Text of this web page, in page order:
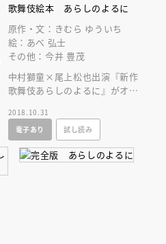
歌舞伎絵本 あらしのよるに
原作・文：きむら ゆういち
絵：あべ 弘士
その他：今井 豊茂
中村獅童×尾上松也出演『新作
歌舞伎あらしのよるに』がオリ
の友情物語×お家騒動で更にド
ラマチックに
2018.10.31
電子あり
試し読み